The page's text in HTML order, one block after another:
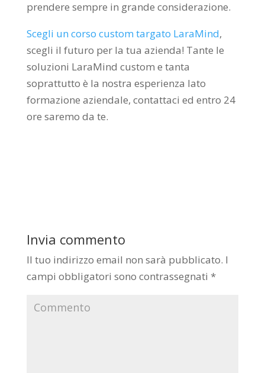
prendere sempre in grande considerazione.
Scegli un corso custom targato LaraMind,
scegli il futuro per la tua azienda! Tante le
soluzioni LaraMind custom e tanta
soprattutto è la nostra esperienza lato
formazione aziendale, contattaci ed entro 24
ore saremo da te.
Invia commento
Il tuo indirizzo email non sarà pubblicato. I
campi obbligatori sono contrassegnati *